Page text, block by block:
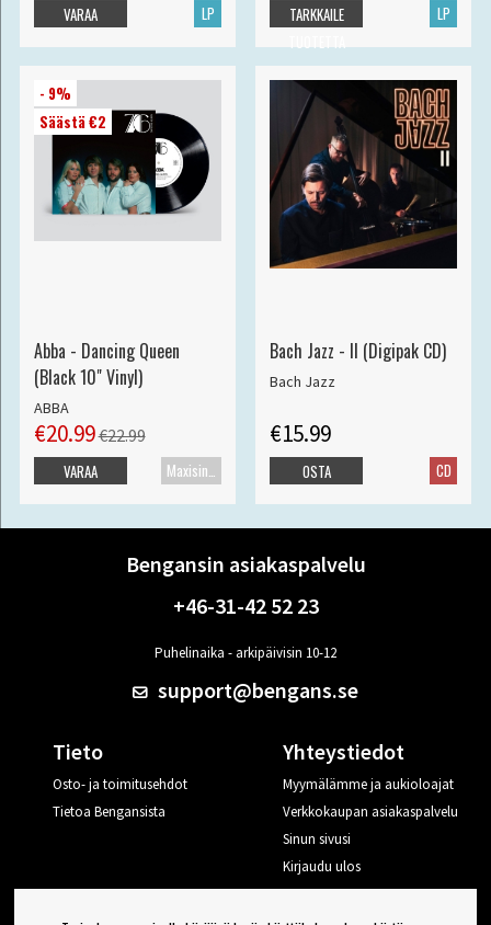
LP
VARAA LP
TARKKAILE
- 9%
Säästä €2
Abba - Dancing Queen
(Black 10" Vinyl)
ABBA
€20.99€22.99
Maxisingle
VARAA
Bach Jazz - II (Digipak CD)
Bach Jazz
€15.99
CD
OSTA
Bengansin asiakaspalvelu
+46-31-42 52 23
Puhelinaika - arkipäivisin 10-12
support@bengans.se
Tieto
Osto- ja toimitusehdot
Tietoa Bengansista
Yhteystiedot
Myymälämme ja aukioloajat
Verkkokaupan asiakaspalvelu
Sinun sivusi
Kirjaudu ulos